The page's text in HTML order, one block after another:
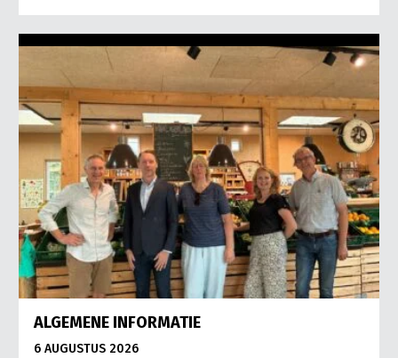
ALGEMENE INFORMATIE
6 AUGUSTUS 2026